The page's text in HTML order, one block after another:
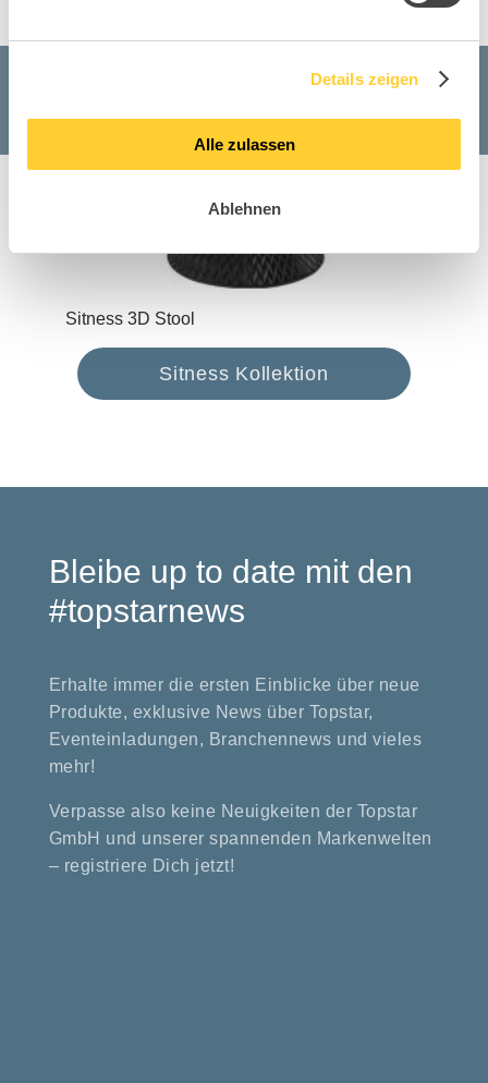
Details zeigen
Alle zulassen
Ablehnen
Sitness 3D Stool
Sitness Kollektion
Bleibe up to date mit den
#topstarnews
Erhalte immer die ersten Einblicke über neue
Produkte, exklusive News über Topstar,
Eventeinladungen, Branchennews und vieles
mehr!
Verpasse also keine Neuigkeiten der Topstar
GmbH und unserer spannenden Markenwelten
– registriere Dich jetzt!